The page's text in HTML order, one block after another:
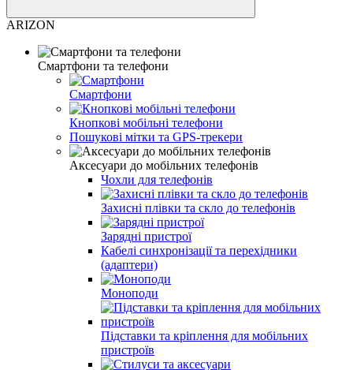
ARIZON
Смартфони та телефони
Смартфони
Кнопкові мобільні телефони
Пошукові мітки та GPS-трекери
Аксесуари до мобільних телефонів
Чохли для телефонів
Захисні плівки та скло до телефонів
Зарядні пристрої
Кабелі синхронізації та перехідники
(адаптери)
Моноподи
Підставки та кріплення для мобільних
пристроїв